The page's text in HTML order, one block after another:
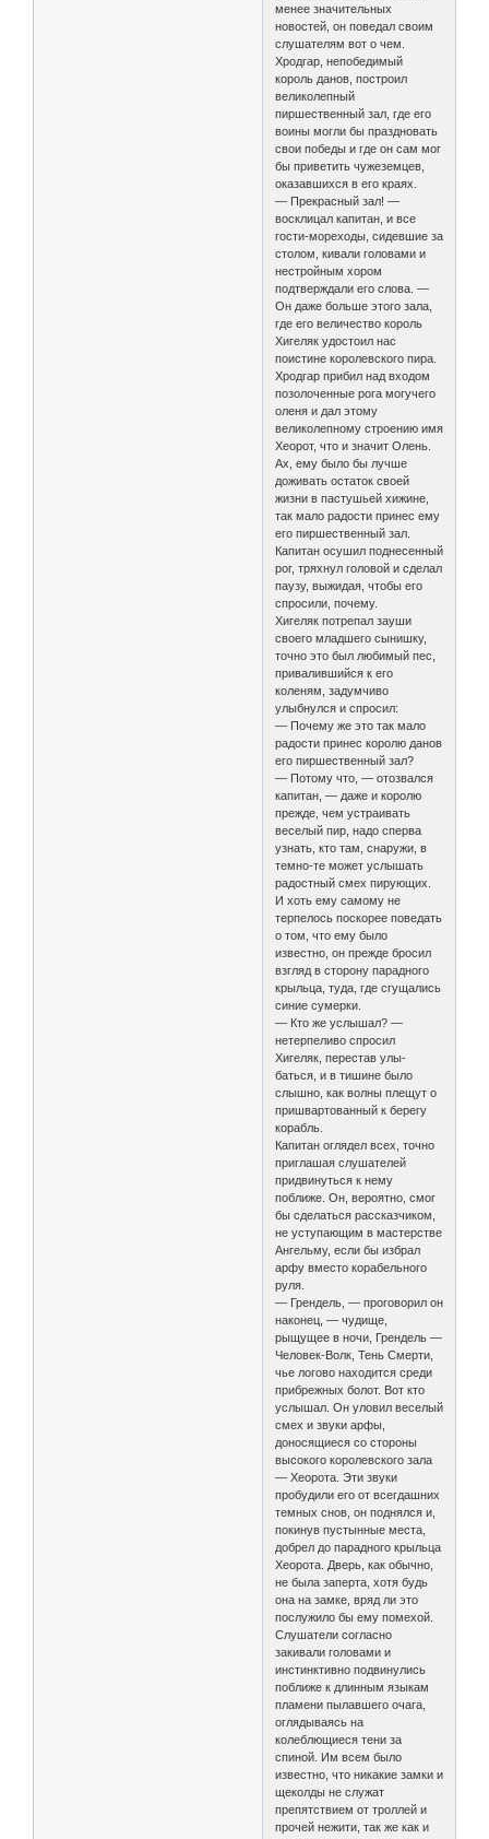
менее значительных
новостей, он поведал своим
слушателям вот о чем.
Хродгар, непобедимый
король данов, построил
великолепный
пиршественный зал, где его
воины могли бы праздновать
свои победы и где он сам мог
бы приветить чужеземцев,
оказавшихся в его краях.
— Прекрасный зал! —
восклицал капитан, и все
гости-мореходы, сидевшие за
столом, кивали головами и
нестройным хором
подтверждали его слова. —
Он даже больше этого зала,
где его величество король
Хигеляк удостоил нас
поистине королевского пира.
Хродгар прибил над входом
позолоченные рога могучего
оленя и дал этому
великолепному строению имя
Хеорот, что и значит Олень.
Ах, ему было бы лучше
доживать остаток своей
жизни в пастушьей хижине,
так мало радости принес ему
его пиршественный зал.
Капитан осушил поднесенный
рог, тряхнул головой и сделал
паузу, выжидая, чтобы его
спросили, почему.
Хигеляк потрепал зауши
своего младшего сынишку,
точно это был любимый пес,
привалившийся к его
коленям, задумчиво
улыбнулся и спросил:
— Почему же это так мало
радости принес королю данов
его пиршественный зал?
— Потому что, — отозвался
капитан, — даже и королю
прежде, чем устраивать
веселый пир, надо сперва
узнать, кто там, снаружи, в
темно-те может услышать
радостный смех пирующих.
И хоть ему самому не
терпелось поскорее поведать
о том, что ему было
известно, он прежде бросил
взгляд в сторону парадного
крыльца, туда, где сгущались
синие сумерки.
— Кто же услышал? —
нетерпеливо спросил
Хигеляк, перестав улы-
баться, и в тишине было
слышно, как волны плещут о
пришвартованный к берегу
корабль.
Капитан оглядел всех, точно
приглашая слушателей
придвинуться к нему
поближе. Он, вероятно, смог
бы сделаться рассказчиком,
не уступающим в мастерстве
Ангельму, если бы избрал
арфу вместо корабельного
руля.
— Грендель, — проговорил он
наконец, — чудище,
рыщущее в ночи, Грендель —
Человек-Волк, Тень Смерти,
чье логово находится среди
прибрежных болот. Вот кто
услышал. Он уловил веселый
смех и звуки арфы,
доносящиеся со стороны
высокого королевского зала
— Хеорота. Эти звуки
пробудили его от всегдашних
темных снов, он поднялся и,
покинув пустынные места,
добрел до парадного крыльца
Хеорота. Дверь, как обычно,
не была заперта, хотя будь
она на замке, вряд ли это
послужило бы ему помехой.
Слушатели согласно
закивали головами и
инстинктивно подвинулись
поближе к длинным языкам
пламени пылавшего очага,
оглядываясь на
колеблющиеся тени за
спиной. Им всем было
известно, что никакие замки и
щеколды не служат
препятствием от троллей и
прочей нежити, так же как и